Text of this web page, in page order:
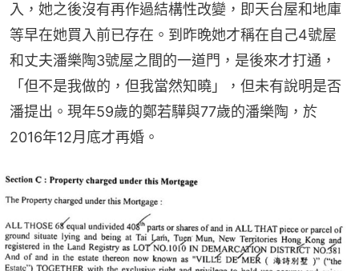
入，她之後沒有再作過結構性改變，即天台屋和地庫
等早在她買入前已存在。到昨晚她才稱在自己4號屋
和丈夫潘樂陶3號屋之間的一道門，是後來才打通，
「但不是我做的，但我當然知曉」，但未有說明是否
潘提出。現年59歲的鄭若驊與77歲的潘樂陶，於
2016年12月底才再婚。